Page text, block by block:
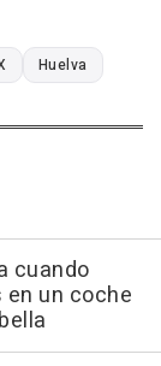
Huelva
cuando
un coche